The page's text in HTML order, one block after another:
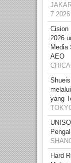
7
Cision
2026
Media
AEO
yang
Hard